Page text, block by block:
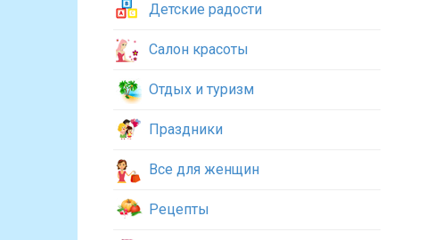
Детские радости
Салон красоты
Отдых и туризм
Праздники
Все для женщин
Рецепты